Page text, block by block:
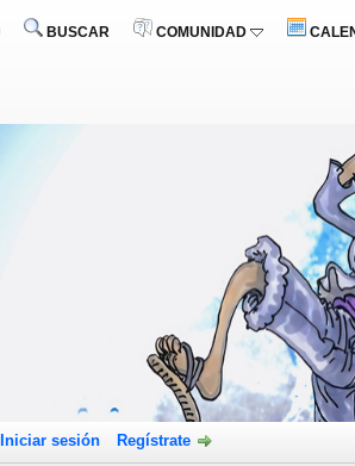
BUSCAR COMUNIDAD
Iniciar sesión Regístrate